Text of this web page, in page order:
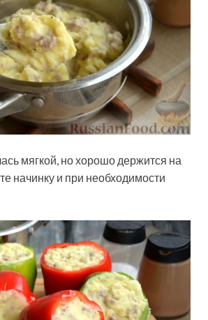
мягкой, но хорошо держится на
начинку и при необходимости